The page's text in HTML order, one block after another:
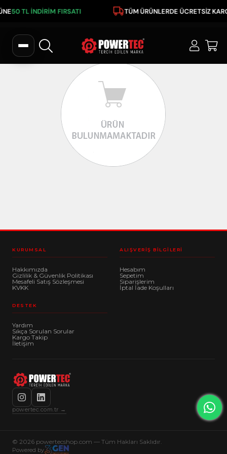
50 TL İNDİRİM FIRSATI TÜM ÜRÜNLERDE ÜCRETSİZ
KURUMSAL
Hakkımızda
Gizlilik & Güvenlik Politikası
Mesafeli Satış Sözleşmesi
KVKK
ALIŞVERIŞ BILGILERI
Hesabım
Sepetim
Siparişlerim
İptal İade Koşulları
DESTEK
Yardım
Sıkça Sorulan Sorular
Kargo Takip
İletişim
powertec.com.tr →
© 2026 powertecshop.com — Tüm Hakları Saklıdır.
Powered by